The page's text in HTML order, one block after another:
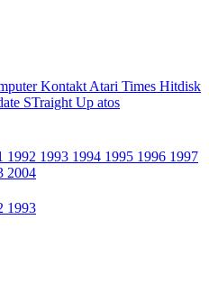
Kontakt Atari Times Hitdisk
STraight Up atos
1992 1993 1994 1995 1996 1997
2004
1993